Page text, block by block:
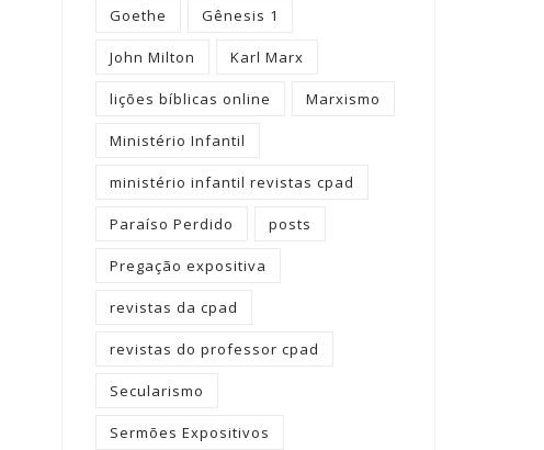
Goethe Gênesis 1
John Milton Karl Marx
lições bíblicas online Marxismo
Ministério Infantil
ministério infantil revistas cpad
Paraíso Perdido posts
Pregação expositiva
revistas da cpad
revistas do professor cpad
Secularismo
Sermões Expositivos